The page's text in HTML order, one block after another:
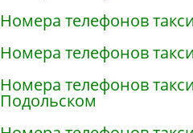
Номера телефонов
Номера телефонов
Номера телефонов
Подольском